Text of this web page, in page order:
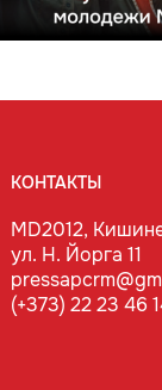
КОНТАКТЫ
MD2012,
ул. Н. Йорга 11
(+373) 22 23 46